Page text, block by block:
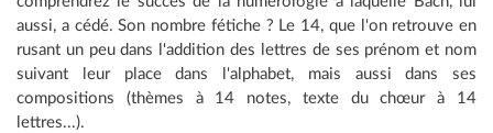
aussi, a cédé. Son nombre fétiche ? Le 14, que l'on retrouve en
rusant un peu dans l'addition des lettres de ses prénom et nom
suivant leur place dans l'alphabet, mais aussi dans ses
compositions (thèmes à 14 notes, texte du chœur à 14
lettres...).